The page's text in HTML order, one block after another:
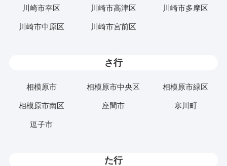
川崎市幸区 川崎市高津区 川崎市多摩区
川崎市中原区 川崎市宮前区
さ行
相模原市 相模原市中央区 相模原市緑区
相模原市南区 座間市 寒川町
逗子市
た行